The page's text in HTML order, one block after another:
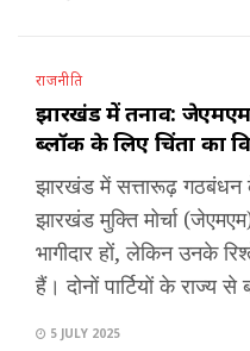
राजनीति
झारखंड में तनाव: जेएमएम
ब्लॉक के लिए चिंता का
झारखंड में सत्तारूढ़
झारखंड मुक्ति मोर्चा
भागीदार हों, लेकिन उनके
हैं। दोनों पार्टियों के राज्य से
5 JULY 2025